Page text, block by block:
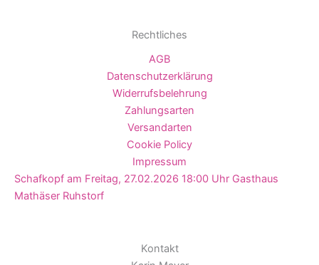
Rechtliches
AGB
Datenschutzerklärung
Widerrufsbelehrung
Zahlungsarten
Versandarten
Cookie Policy
Impressum
Schafkopf am Freitag, 27.02.2026 18:00 Uhr Gasthaus
Mathäser Ruhstorf
Kontakt